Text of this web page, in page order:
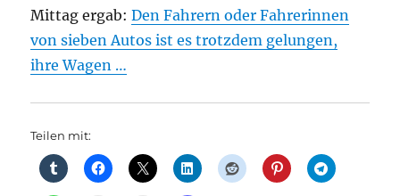
Mittag ergab:Den Fahrern oder Fahrerinnen
von sieben Autos ist es trotzdem gelungen,
ihre Wagen …
Teilen mit: